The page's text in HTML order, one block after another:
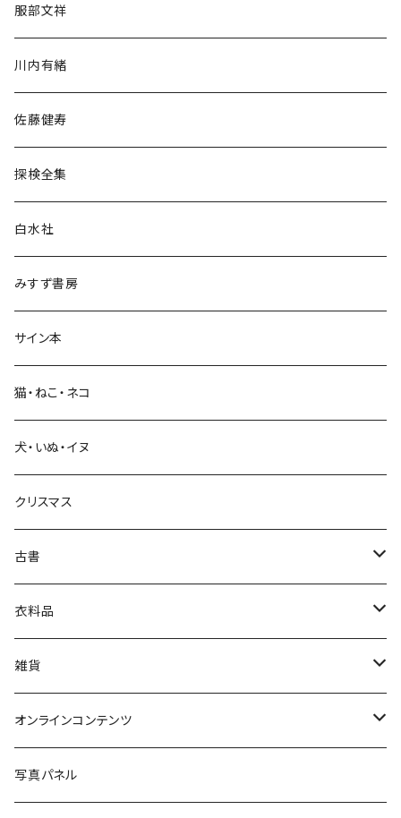
民族・風習
言語・ことば
生活・暮らし
芸術・絵画・写真
絵本・児童書
娯楽・エンターテインメント
服部文祥
川内有緒
佐藤健寿
探検全集
白水社
みすず書房
サイン本
猫・ねこ・ネコ
犬・いぬ・イヌ
クリスマス
古書
古書セット
美術
衣料品
POLEWARDS
Tシャツ
雑貨
バッグ
ブックカバー
オンラインコンテンツ
冒険クロストーク
写真パネル